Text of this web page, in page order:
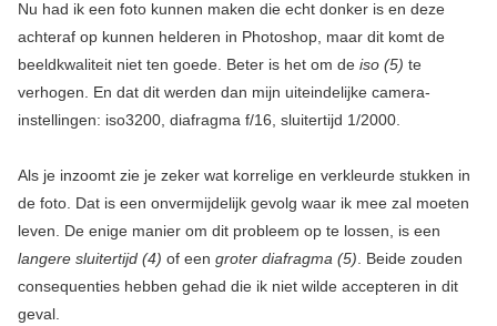
Nu had ik een foto kunnen maken die echt donker is en deze
achteraf op kunnen helderen in Photoshop, maar dit komt de
beeldkwaliteit niet ten goede. Beter is het om de iso (5) te
verhogen. En dat dit werden dan mijn uiteindelijke camera-
instellingen: iso3200, diafragma f/16, sluitertijd 1/2000.
Als je inzoomt zie je zeker wat korrelige en verkleurde stukken in
de foto. Dat is een onvermijdelijk gevolg waar ik mee zal moeten
leven. De enige manier om dit probleem op te lossen, is een
langere sluitertijd (4) of een groter diafragma (5) . Beide zouden
consequenties hebben gehad die ik niet wilde accepteren in dit
geval.